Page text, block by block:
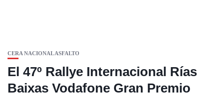
CERA NACIONAL ASFALTO
El 47º Rallye Internacional Rías
Baixas Vodafone Gran Premio